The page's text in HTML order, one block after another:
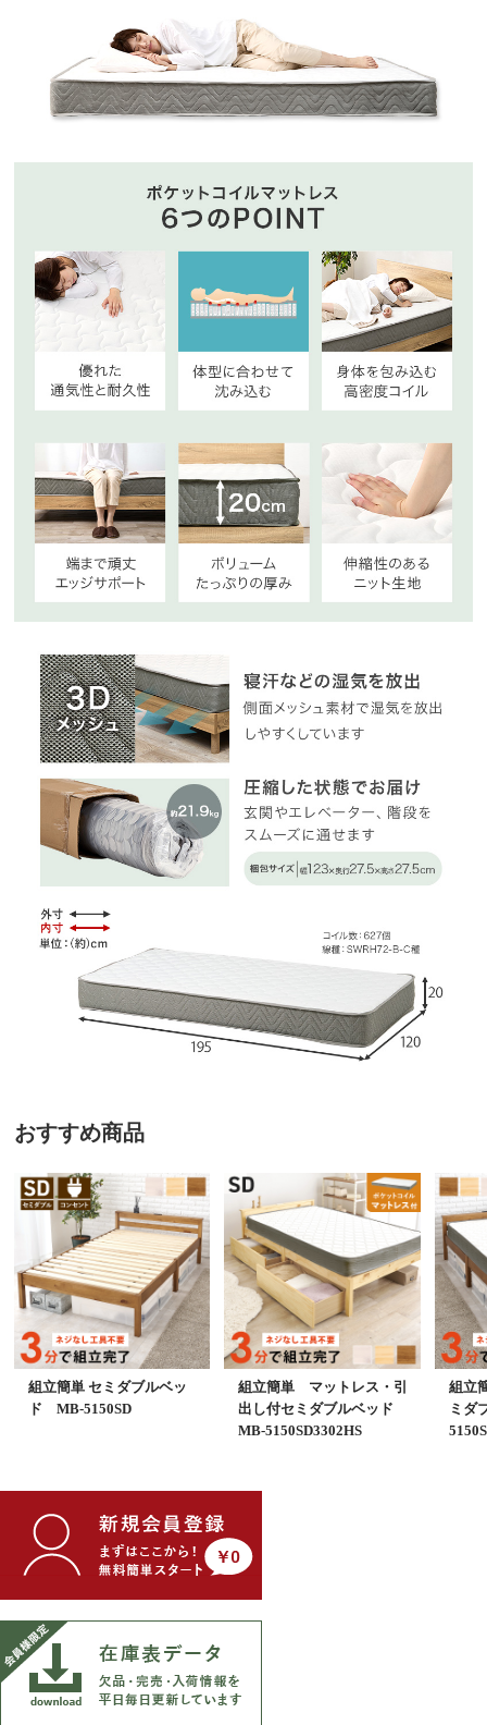
おすすめ商品
組立簡単 セミダブルベッ
ド MB-5150SD
組立簡単 マットレス・引
出し付セミダブルベッド
MB-5150SD3302HS
組立
ミダ